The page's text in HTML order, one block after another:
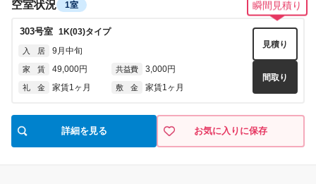
空室状況 1室 瞬間見積り
303号室 1K(03)タイプ
入 居 9月中旬
家 賃 49,000円 共益費 3,000円
礼 金 家賃1ヶ月 敷 金 家賃1ヶ月
見積り
間取り
詳細を見る お気に入りに保存